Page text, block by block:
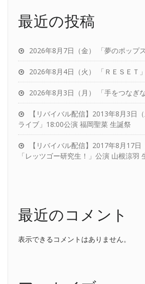
最近の投稿
2026年8月7日（金） 「夢のポップ
2026年8月4日（火） 「ＲＥＳＥＴ
2026年8月3日（月） 「手をつなぎ
【リバイバル配信】2013年8月3日
ライブ」18:00公演 福岡聖菜 生誕祭
【リバイバル配信】2017年8月17
「レッツゴー研究生！」公演 山根涼羽
最近のコメント
表示できるコメントはありません。